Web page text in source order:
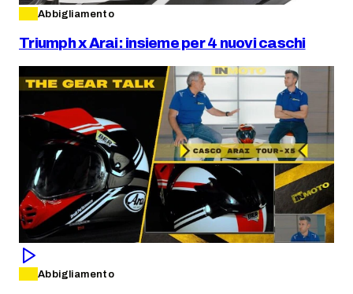
Abbigliamento
Triumph x Arai: insieme per 4 nuovi caschi
Abbigliamento